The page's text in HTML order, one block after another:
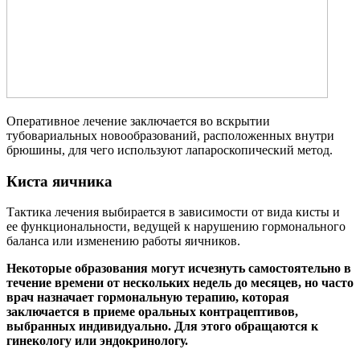
Оперативное лечение заключается во вскрытии
тубовариальных новообразований, расположенных внутри
брюшины, для чего используют лапароскопический метод.
Киста яичника
Тактика лечения выбирается в зависимости от вида кисты и
ее функциональности, ведущей к нарушению гормонального
баланса или изменению работы яичников.
Некоторые образования могут исчезнуть самостоятельно в
течение времени от нескольких недель до месяцев, но часто
врач назначает гормональную терапию, которая
заключается в приеме оральных контрацептивов,
выбранных индивидуально. Для этого обращаются к
гинекологу или эндокринологу.